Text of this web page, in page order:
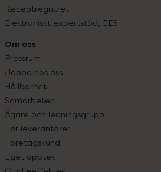
Receptregistret
Elektroniskt expertstöd, EES
Om oss
Pressrum
Jobba hos oss
Hållbarhet
Samarbeten
Ägare och ledningsgrupp
För leverantörer
Företagskund
Eget apotek